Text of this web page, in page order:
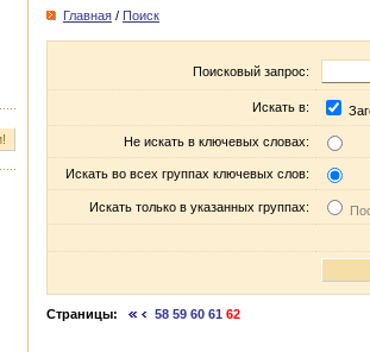
Главная / Поиск
Поисковый запрос:
Искать в:
Не искать в ключевых словах:
Искать во всех группах ключевых слов:
Искать только в указанных группах:
Страницы: 58 59 60 61 62